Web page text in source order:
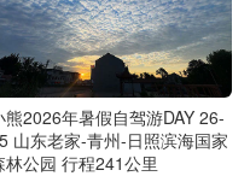
熊2026年暑假自驾游DAY 26-
山东老家-青州-日照滨海国家
林公园 行程241公里